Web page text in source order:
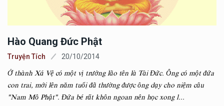
Hào Quang Đức Phật
Truyện Tích 20/10/2014
Ở thành Xá Vệ có một vị trưởng lão tên là Tài Đức. Ông có một đứa
con trai, mới lên năm tuổi đã thường được ông dạy cho niệm câu
"Nam Mô Phật". Đứa bé rất khôn ngoan nên học xong l...